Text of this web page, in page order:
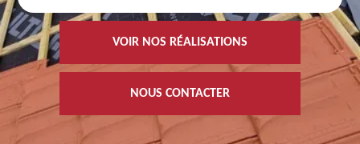
VOIR NOS RÉALISATIONS
NOUS CONTACTER